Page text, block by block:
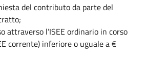
del contributo da parte del
attraverso l’ISEE ordinario in corso
corrente) inferiore o uguale a €